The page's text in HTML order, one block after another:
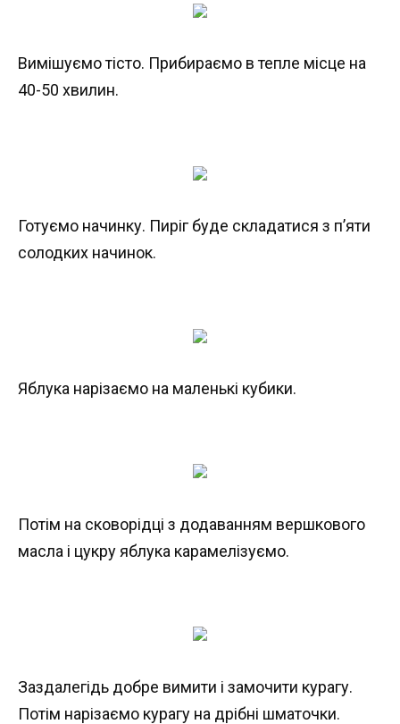
Вимішуємо тісто. Прибираємо в тепле місце на
40-50 хвилин.
Готуємо начинку. Пиріг буде складатися з п’яти
солодких начинок.
Яблука нарізаємо на маленькі кубики.
Потім на сковорідці з додаванням вершкового
масла і цукру яблука карамелізуємо.
Заздалегідь добре вимити і замочити курагу.
Потім нарізаємо курагу на дрібні шматочки.